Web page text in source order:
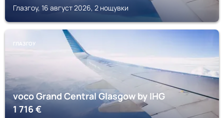
Глазгоу, 16 август 2026, 2 нощувки
ГЛАЗГОУ
voco Grand Central Glasgow by IHG
1 716€